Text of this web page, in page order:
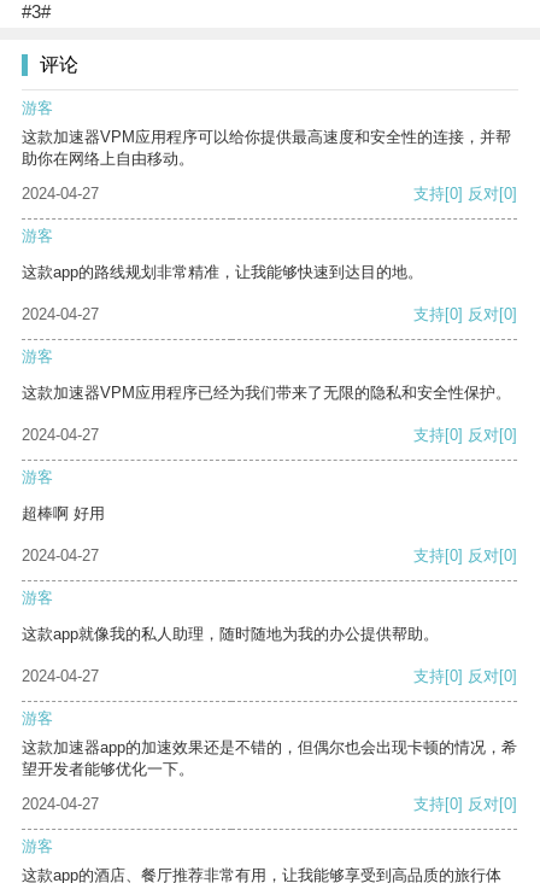
#3#
评论
游客
这款加速器VPM应用程序可以给你提供最高速度和安全性的连接，并帮
助你在网络上自由移动。
2024-04-27
支持[0] 反对[0]
游客
这款app的路线规划非常精准，让我能够快速到达目的地。
2024-04-27 支持[0] 反对[0]
游客
这款加速器VPM应用程序已经为我们带来了无限的隐私和安全性保护。
2024-04-27 支持[0] 反对[0]
游客
超棒啊 好用
2024-04-27 支持[0] 反对[0]
游客
这款app就像我的私人助理，随时随地为我的办公提供帮助。
2024-04-27 支持[0] 反对[0]
游客
这款加速器app的加速效果还是不错的，但偶尔也会出现卡顿的情况，希
望开发者能够优化一下。
2024-04-27
支持[0] 反对[0]
游客
这款app的酒店、餐厅推荐非常有用，让我能够享受到高品质的旅行体